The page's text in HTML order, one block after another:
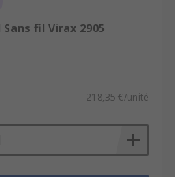
fil Virax 2905
218,35 €/unité